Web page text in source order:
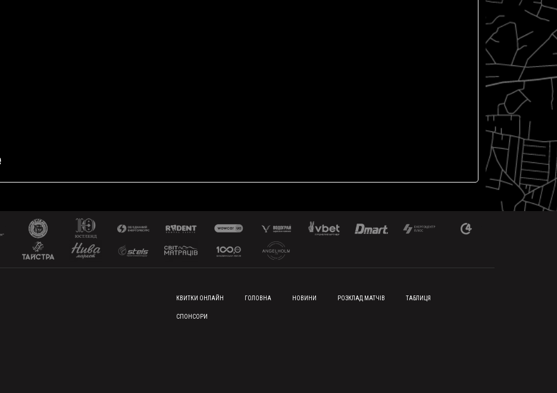
FOOTER MENU
КВИТКИ ОНЛАЙН ГОЛОВНА НОВИНИ РОЗКЛАД МАТЧІВ ТАБЛИЦЯ
СПОНСОРИ